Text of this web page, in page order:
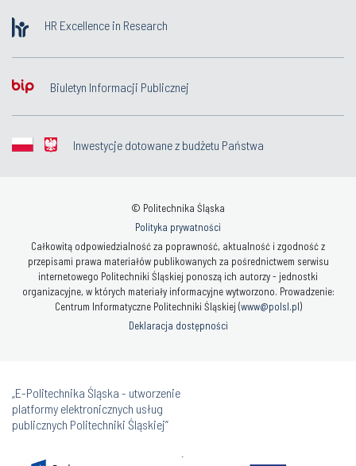
HR Excellence in Research
Biuletyn Informacji Publicznej
Inwestycje dotowane z budżetu Państwa
© Politechnika Śląska
Polityka prywatności
Całkowitą odpowiedzialność za poprawność, aktualność i zgodność z
przepisami prawa materiałów publikowanych za pośrednictwem serwisu
internetowego Politechniki Śląskiej ponoszą ich autorzy - jednostki
organizacyjne, w których materiały informacyjne wytworzono. Prowadzenie:
Centrum Informatyczne Politechniki Śląskiej (www@polsl.pl)
Deklaracja dostępności
„E-Politechnika Śląska - utworzenie
platformy elektronicznych usług
publicznych Politechniki Śląskiej”